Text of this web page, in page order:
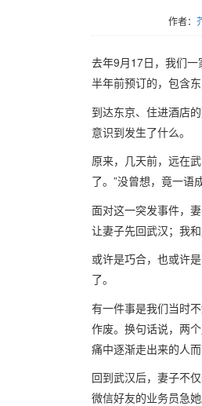
作者：
去年9月17日，我们
半年前预订的，包含
到达东京、住进酒店
意识到发生了什么。
原来，几天前，远在
了。”没曾想，竟一
面对这一突发事件，
让妻子先回武汉；我
或许是巧合，也或许
了。
有一件事是我们当时
作废。换句话说，两
痛中逐渐走出来的人
回到武汉后，妻子不
微信好友的业务员急